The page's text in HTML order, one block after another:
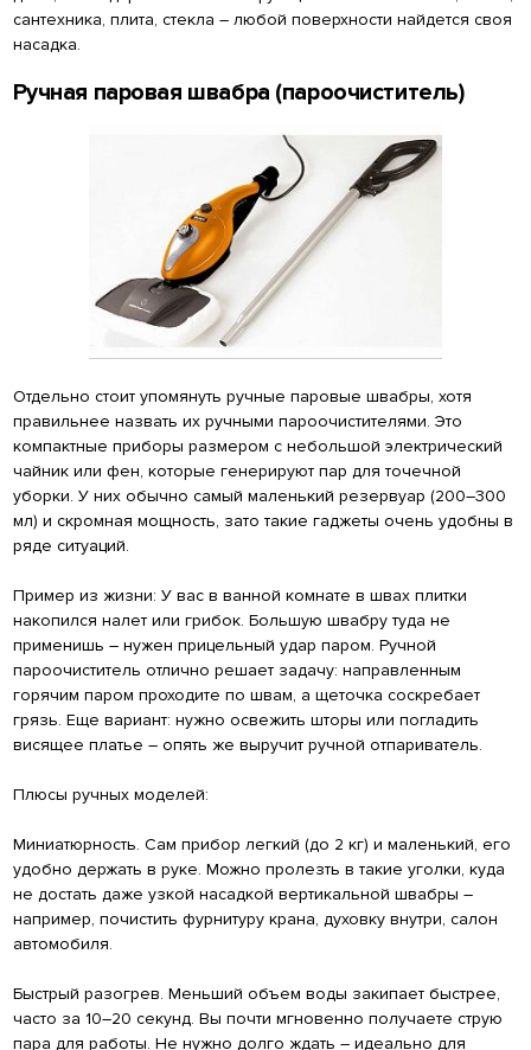
сантехника, плита, стекла – любой поверхности найдется своя
насадка.
Ручная паровая швабра (пароочиститель)
Отдельно стоит упомянуть ручные паровые швабры, хотя
правильнее назвать их ручными пароочистителями. Это
компактные приборы размером с небольшой электрический
чайник или фен, которые генерируют пар для точечной
уборки. У них обычно самый маленький резервуар (200–300
мл) и скромная мощность, зато такие гаджеты очень удобны в
ряде ситуаций.
Пример из жизни: У вас в ванной комнате в швах плитки
накопился налет или грибок. Большую швабру туда не
применишь – нужен прицельный удар паром. Ручной
пароочиститель отлично решает задачу: направленным
горячим паром проходите по швам, а щеточка соскребает
грязь. Еще вариант: нужно освежить шторы или погладить
висящее платье – опять же выручит ручной отпариватель.
Плюсы ручных моделей:
Миниатюрность. Сам прибор легкий (до 2 кг) и маленький, его
удобно держать в руке. Можно пролезть в такие уголки, куда
не достать даже узкой насадкой вертикальной швабры –
например, почистить фурнитуру крана, духовку внутри, салон
автомобиля.
Быстрый разогрев. Меньший объем воды закипает быстрее,
часто за 10–20 секунд. Вы почти мгновенно получаете струю
пара для работы. Не нужно долго ждать – идеально для